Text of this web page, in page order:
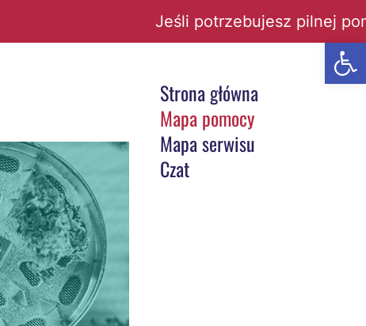
Jeśli potrzebujesz pilnej
Strona główna
Mapa pomocy
Mapa serwisu
Czat